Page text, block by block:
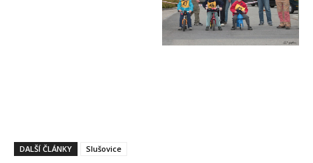
DALŠÍ ČLÁNKY Slušovice